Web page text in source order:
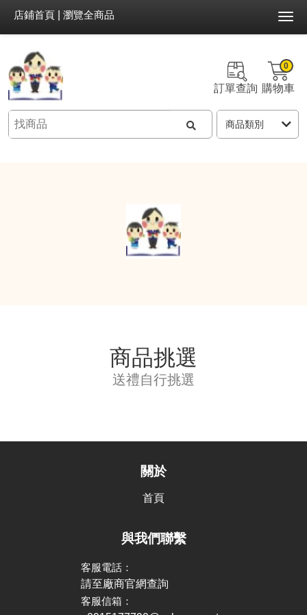
店鋪首頁 瀏覽全商品
訂單查詢
0
購物車
商品挑選
送禮自行挑選
關於
首頁
與我們聯繫
客服電話：
請至廠商官網查詢
客服信箱：